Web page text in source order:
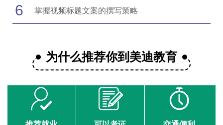
6 掌握视频标题文案的撰写策略
为什么推荐你到美迪教育